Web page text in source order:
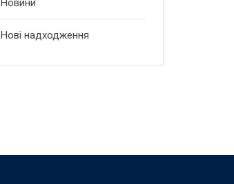
Новини
Нові надходження